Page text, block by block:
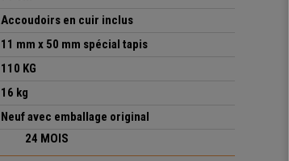
Accoudoirs en cuir inclus
11 mm x 50 mm spécial tapis
110 KG
16 kg
Neuf avec emballage original
24 MOIS